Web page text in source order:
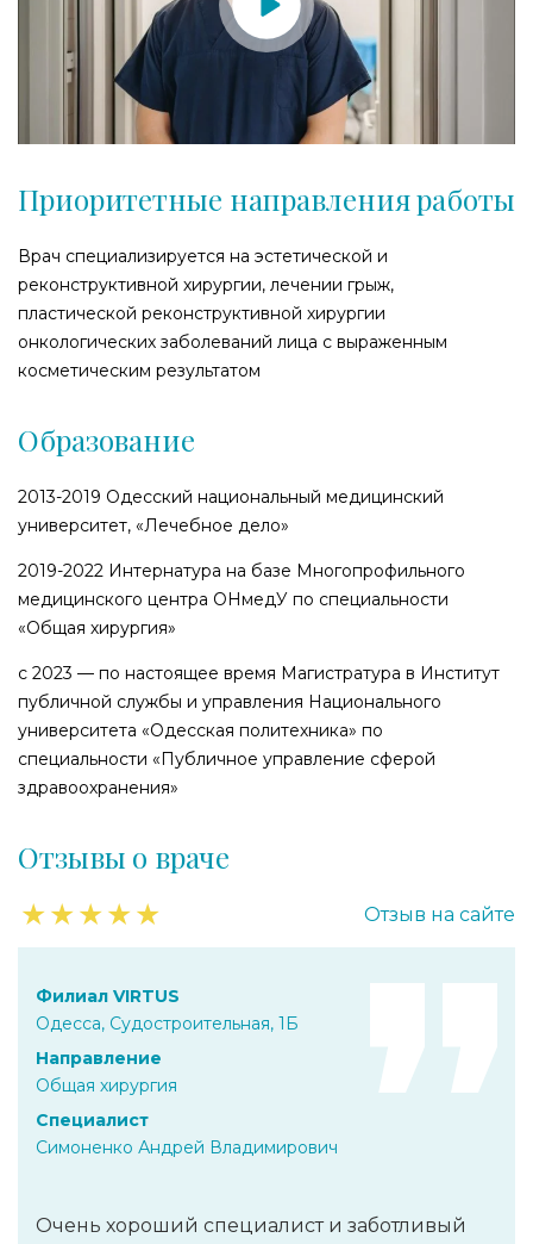
Приоритетные направления работы
Врач специализируется на эстетической и
реконструктивной хирургии, лечении грыж,
пластической реконструктивной хирургии
онкологических заболеваний лица с выраженным
косметическим результатом
Образование
2013-2019 Одесский национальный медицинский
университет, «Лечебное дело»
2019-2022 Интернатура на базе Многопрофильного
медицинского центра ОНмедУ по специальности
«Общая хирургия»
с 2023 — по настоящее время Магистратура в Институт
публичной службы и управления Национального
университета «Одесская политехника» по
специальности «Публичное управление сферой
здравоохранения»
Отзывы о враче
★★★★★ Отзыв на сайте
Филиал VIRTUS
Одесса, Судостроительная, 1Б
Направление
Общая хирургия
Специалист
Симоненко Андрей Владимирович
Очень хороший специалист и заботливый